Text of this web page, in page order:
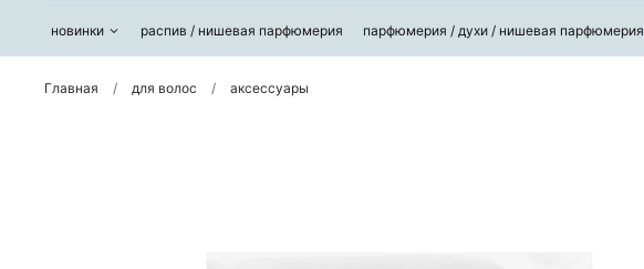
новинки распив / нишевая парфюмерия парфюмерия / духи / нишевая парфюмерия
Главная для волос аксессуары